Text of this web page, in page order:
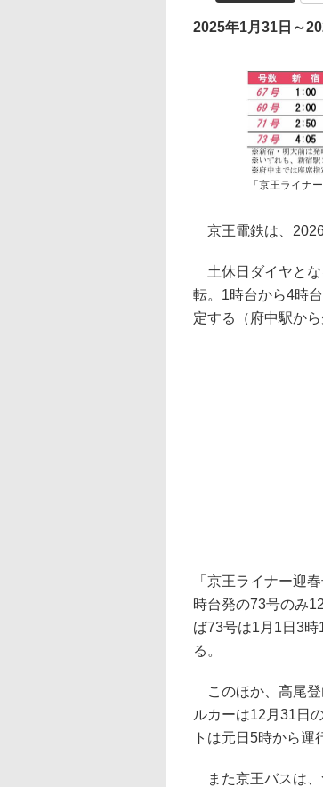
2025年1月31日～
「京王ライナ
京王電鉄は、2026
土休日ダイヤとな
転。1時台から4時
定する（府中駅か
「京王ライナー迎
時台発の73号のみ
ば73号は1月1日3
る。
このほか、高尾登
ルカーは12月31日
トは元日5時から運
また京王バスは、